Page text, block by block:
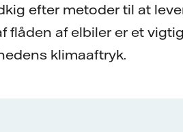
efter metoder til at
af elbiler er et
klimaaftryk.